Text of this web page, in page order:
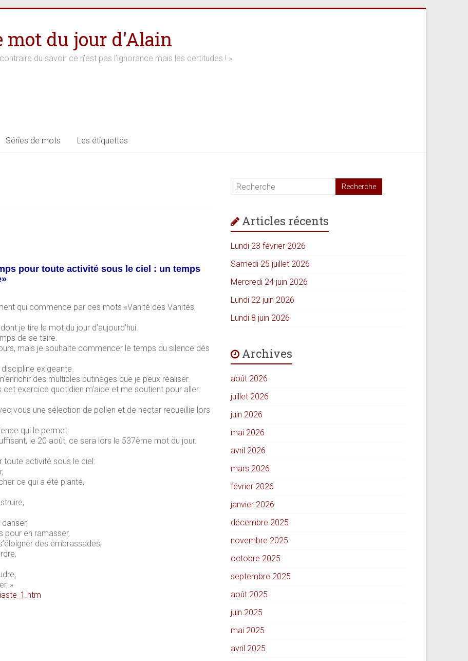
mot du jour d'Alain
du savoir ce n’est pas l’ignorance mais les certitudes ! »
Séries de mots Les étiquettes
pour toute activité sous le ciel : un temps
qui commence par ces mots «Vanité des Vanités,
je tire le mot du jour d’aujourd’hui.
de se taire.
mais je souhaite commencer le temps du silence dès
exigeante.
des multiples butinages que je peux réaliser.
exercice quotidien m’aide et me soutient pour aller
vous une sélection de pollen et de nectar recueillie lors
qui le permet.
le 20 août, ce sera lors le 537ème mot du jour.
toute activité sous le ciel:
ce qui a été planté,
pour en ramasser,
des embrassades,
»
Articles récents
Lundi 23 février 2026
Samedi 25 juillet 2026
Mercredi 24 juin 2026
Lundi 22 juin 2026
Lundi 8 juin 2026
Archives
août 2026
juillet 2026
juin 2026
mai 2026
avril 2026
mars 2026
février 2026
janvier 2026
décembre 2025
novembre 2025
octobre 2025
septembre 2025
août 2025
juin 2025
mai 2025
avril 2025